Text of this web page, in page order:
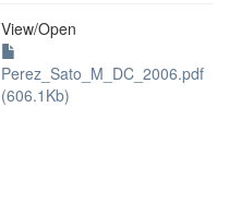
View/Open
Perez_Sato_M_DC_2006.pdf
(606.1Kb)